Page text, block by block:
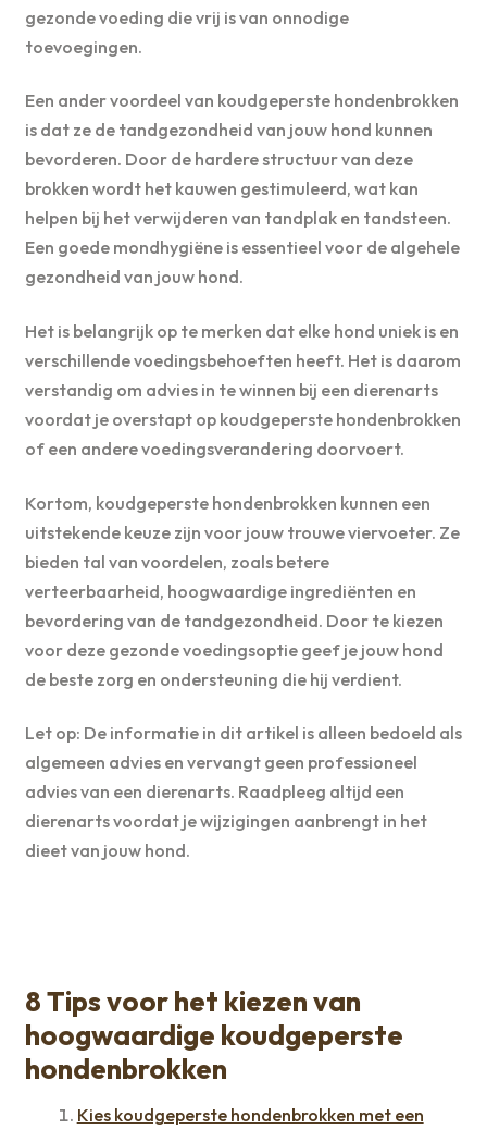
gezonde voeding die vrij is van onnodige
toevoegingen.
Een ander voordeel van koudgeperste hondenbrokken
is dat ze de tandgezondheid van jouw hond kunnen
bevorderen. Door de hardere structuur van deze
brokken wordt het kauwen gestimuleerd, wat kan
helpen bij het verwijderen van tandplak en tandsteen.
Een goede mondhygiëne is essentieel voor de algehele
gezondheid van jouw hond.
Het is belangrijk op te merken dat elke hond uniek is en
verschillende voedingsbehoeften heeft. Het is daarom
verstandig om advies in te winnen bij een dierenarts
voordat je overstapt op koudgeperste hondenbrokken
of een andere voedingsverandering doorvoert.
Kortom, koudgeperste hondenbrokken kunnen een
uitstekende keuze zijn voor jouw trouwe viervoeter. Ze
bieden tal van voordelen, zoals betere
verteerbaarheid, hoogwaardige ingrediënten en
bevordering van de tandgezondheid. Door te kiezen
voor deze gezonde voedingsoptie geef je jouw hond
de beste zorg en ondersteuning die hij verdient.
Let op: De informatie in dit artikel is alleen bedoeld als
algemeen advies en vervangt geen professioneel
advies van een dierenarts. Raadpleeg altijd een
dierenarts voordat je wijzigingen aanbrengt in het
dieet van jouw hond.
8 Tips voor het kiezen van
hoogwaardige koudgeperste
hondenbrokken
Kies koudgeperste hondenbrokken met een